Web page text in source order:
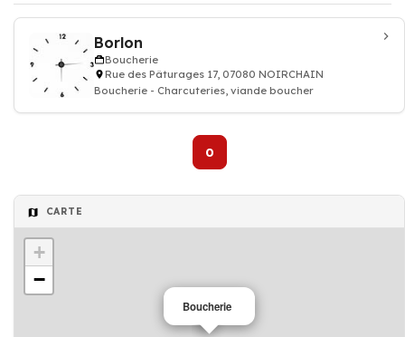
Borlon
Boucherie
Rue des Pâturages 17, 07080 NOIRCHAIN
Boucherie - Charcuteries, viande boucher
0
CARTE
Boucherie
+
−